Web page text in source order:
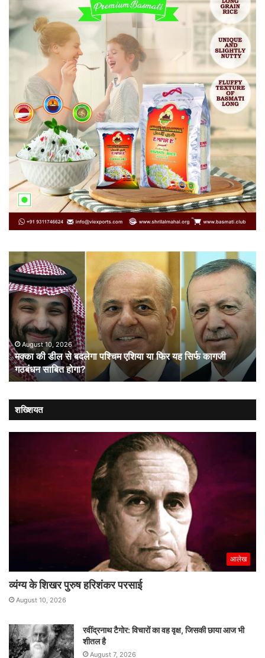
की
डील
से
बदलेगा
पश्चिम
एशिया
या
फिर
यह
सिर्फ
गठबंधन
साबित
होगा?
August 10, 2026
मक्का की डील से बदलेगा पश्चिम एशिया या फिर यह सिर्फ कागजी
गठबंधन साबित होगा?
की
शख्शियत
आलेख
व्यंग्य के शिखर पुरुष हरिशंकर परसाई
August 10, 2026
रवींद्रनाथ टैगोर: विचारों का वह वृक्ष, जिसकी छाया आज भी
शीतल है
August 7, 2026